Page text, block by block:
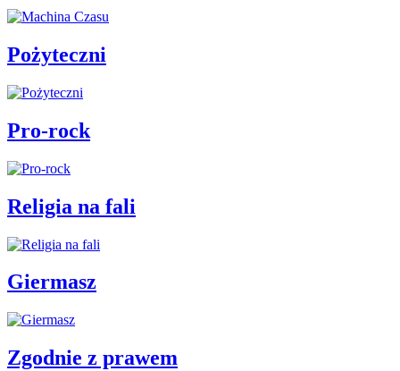
Pożyteczni
Pro-rock
Religia na fali
Giermasz
Zgodnie z prawem